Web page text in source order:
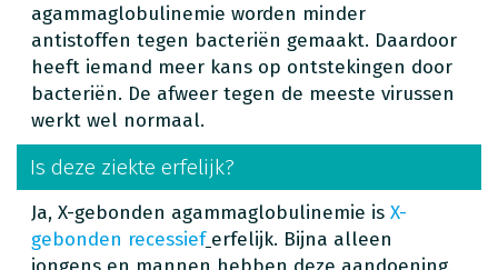
agammaglobulinemie worden minder
antistoffen tegen bacteriën gemaakt. Daardoor
heeft iemand meer kans op ontstekingen door
bacteriën. De afweer tegen de meeste virussen
werkt wel normaal.
Is deze ziekte erfelijk?
Ja, X-gebonden agammaglobulinemie is X-
gebonden recessief erfelijk. Bijna alleen